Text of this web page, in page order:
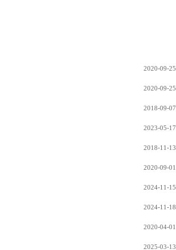
2020-09-25
2020-09-25
2018-09-07
2023-05-17
2018-11-13
2020-09-01
2024-11-15
2024-11-18
2020-04-01
2025-03-13